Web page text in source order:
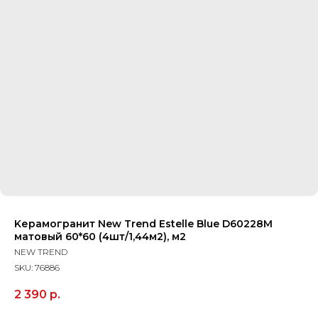
Kерамогранит New Trend Estelle Blue D60228M
матовый 60*60 (4шт/1,44м2), м2
NEW TREND
SKU: 76886
2 390 р.